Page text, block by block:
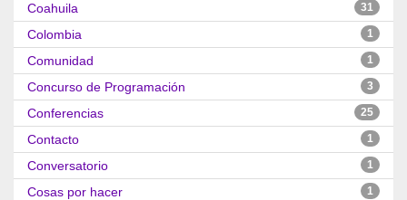
Coahuila 31
Colombia 1
Comunidad 1
Concurso de Programación 3
Conferencias 25
Contacto 1
Conversatorio 1
Cosas por hacer 1